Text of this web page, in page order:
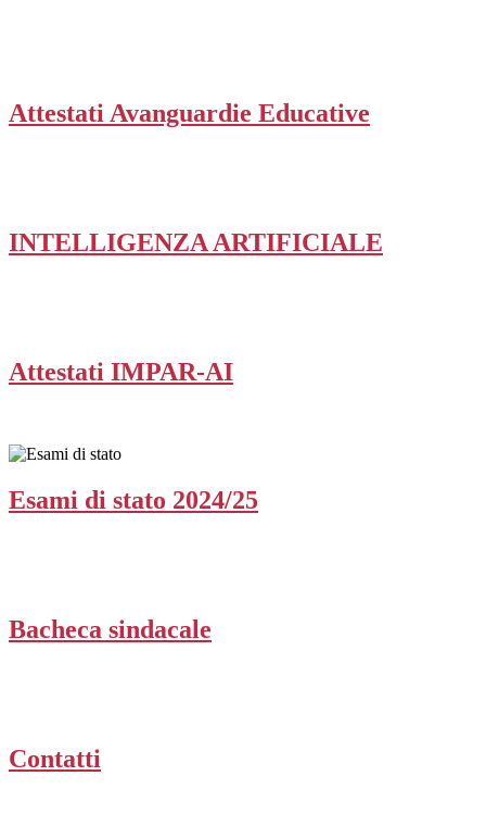
Attestati Avanguardie Educative
INTELLIGENZA ARTIFICIALE
Attestati IMPAR-AI
Esami di stato 2024/25
Bacheca sindacale
Contatti